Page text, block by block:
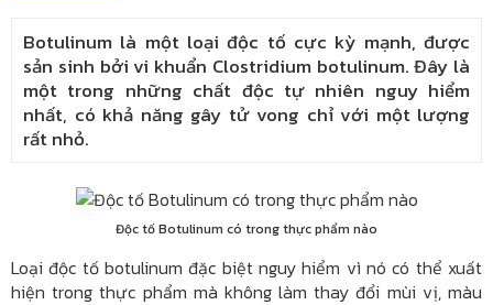
Botulinum là một loại độc tố cực kỳ mạnh, được
sản sinh bởi vi khuẩn Clostridium botulinum. Đây là
một trong những chất độc tự nhiên nguy hiểm
nhất, có khả năng gây tử vong chỉ với một lượng
rất nhỏ.
Độc tố Botulinum có trong thực phẩm nào
Loại độc tố botulinum đặc biệt nguy hiểm vì nó có thể xuất
hiện trong thực phẩm mà không làm thay đổi mùi vị, màu